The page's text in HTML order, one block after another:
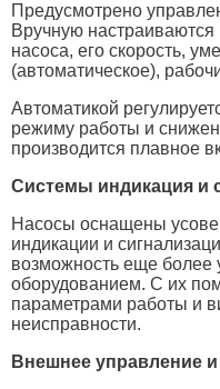
Предусмотрено
Вручную
насоса, его скорость,
(автоматическое),
Автоматикой
режиму работы и
производится плавное
Системы индикация и
Насосы оснащены
индикации и
возможность еще более
оборудованием. С их
параметрами работы и
неисправности.
Внешнее управление